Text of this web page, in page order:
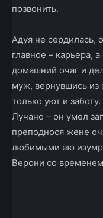
позвонить.
Адуя не сердилась,
главное – карьера,
домашний очаг и
муж, вернувшись из
только уют и
Лучано – он умел
преподнося жене
любимыми ею
Верони со